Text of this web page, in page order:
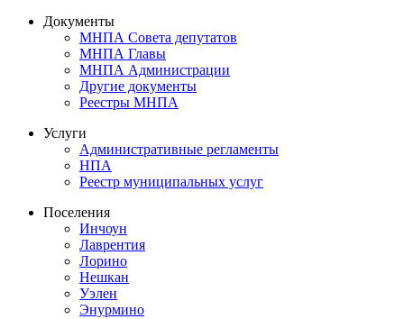
Документы
МНПА Совета депутатов
МНПА Главы
МНПА Администрации
Другие документы
Реестры МНПА
Услуги
Административные регламенты
НПА
Реестр муниципальных услуг
Поселения
Инчоун
Лаврентия
Лорино
Нешкан
Уэлен
Энурмино